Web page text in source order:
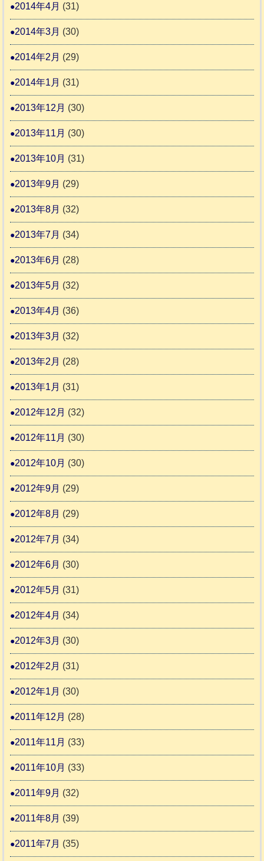
2014年4月 (31)
2014年3月 (30)
2014年2月 (29)
2014年1月 (31)
2013年12月 (30)
2013年11月 (30)
2013年10月 (31)
2013年9月 (29)
2013年8月 (32)
2013年7月 (34)
2013年6月 (28)
2013年5月 (32)
2013年4月 (36)
2013年3月 (32)
2013年2月 (28)
2013年1月 (31)
2012年12月 (32)
2012年11月 (30)
2012年10月 (30)
2012年9月 (29)
2012年8月 (29)
2012年7月 (34)
2012年6月 (30)
2012年5月 (31)
2012年4月 (34)
2012年3月 (30)
2012年2月 (31)
2012年1月 (30)
2011年12月 (28)
2011年11月 (33)
2011年10月 (33)
2011年9月 (32)
2011年8月 (39)
2011年7月 (35)